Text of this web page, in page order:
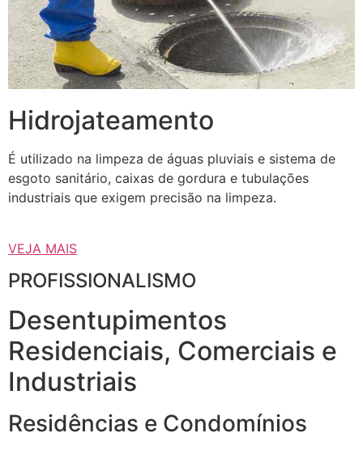
Hidrojateamento
É utilizado na limpeza de águas pluviais e sistema de
esgoto sanitário, caixas de gordura e tubulações
industriais que exigem precisão na limpeza.
VEJA MAIS
PROFISSIONALISMO
Desentupimentos
Residenciais, Comerciais e
Industriais
Residências e Condomínios